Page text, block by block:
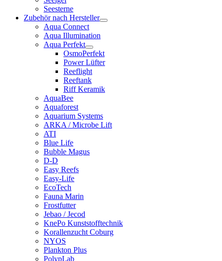
Seesterne
Zubehör nach Hersteller
Aqua Connect
Aqua Illumination
Aqua Perfekt
OsmoPerfekt
Power Lüfter
Reeflight
Reeftank
Riff Keramik
AquaBee
Aquaforest
Aquarium Systems
ARKA / Microbe Lift
ATI
Blue Life
Bubble Magus
D-D
Easy Reefs
Easy-Life
EcoTech
Fauna Marin
Frostfutter
Jebao / Jecod
KnePo Kunststofftechnik
Korallenzucht Coburg
NYOS
Plankton Plus
PolypLab